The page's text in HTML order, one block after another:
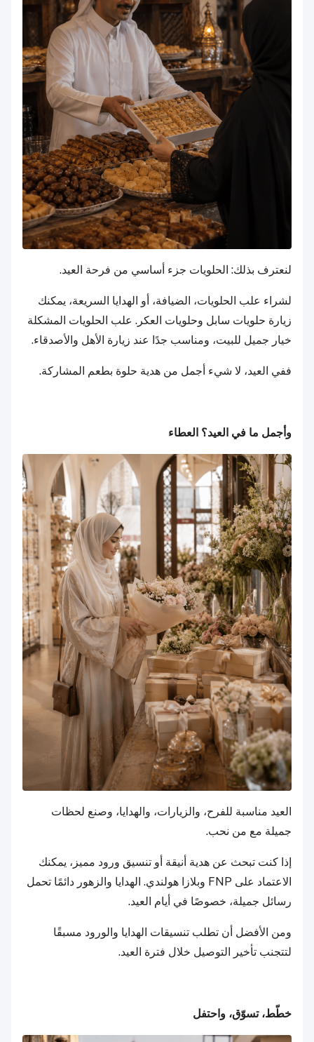
لنعترف بذلك: الحلويات جزء أساسي من فرحة العيد.
لشراء علب الحلويات، الضيافة، أو الهدايا السريعة، يمكنك
زيارة حلويات سابل وحلويات العكر. علب الحلويات المشكلة
خيار جميل للبيت، ومناسب جدًا عند زيارة الأهل والأصدقاء.
ففي العيد، لا شيء أجمل من هدية حلوة بطعم المشاركة.
وأجمل ما في العيد؟ العطاء
العيد مناسبة للفرح، والزيارات، والهدايا، وصنع لحظات
جميلة مع من نحب.
إذا كنت تبحث عن هدية أنيقة أو تنسيق ورود مميز، يمكنك
الاعتماد على FNP وبلازا هولندي. الهدايا والزهور دائمًا تحمل
رسائل جميلة، خصوصًا في أيام العيد.
ومن الأفضل أن تطلب تنسيقات الهدايا والورود مسبقًا
لتتجنب تأخير التوصيل خلال فترة العيد.
خطّط، تسوّق، واحتفل